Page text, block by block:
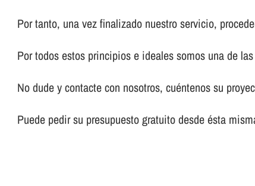
Por tanto, una vez finalizado nuestro servicio,
Por todos estos principios e ideales somos una de
No dude y contacte con nosotros, cuéntenos su
Puede pedir su presupuesto gratuito desde ésta